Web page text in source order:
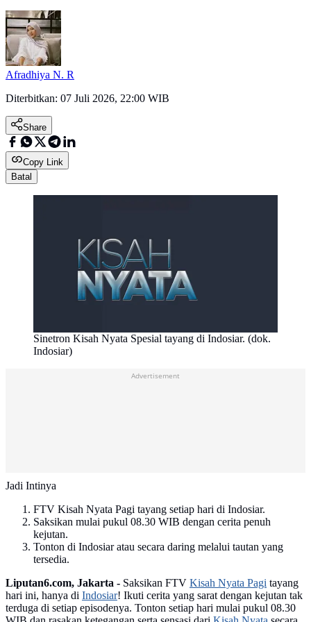
Afradhiya N. R
Diterbitkan: 07 Juli 2026, 22:00 WIB
Share
Copy Link
Batal
Sinetron Kisah Nyata Spesial tayang di Indosiar. (dok.
Indosiar)
Advertisement
Jadi Intinya
FTV Kisah Nyata Pagi tayang setiap hari di Indosiar.
Saksikan mulai pukul 08.30 WIB dengan cerita penuh
kejutan.
Tonton di Indosiar atau secara daring melalui tautan yang
tersedia.
Liputan6.com, Jakarta - Saksikan FTV Kisah Nyata Pagi tayang
hari ini, hanya di Indosiar! Ikuti cerita yang sarat dengan kejutan tak
terduga di setiap episodenya. Tonton setiap hari mulai pukul 08.30